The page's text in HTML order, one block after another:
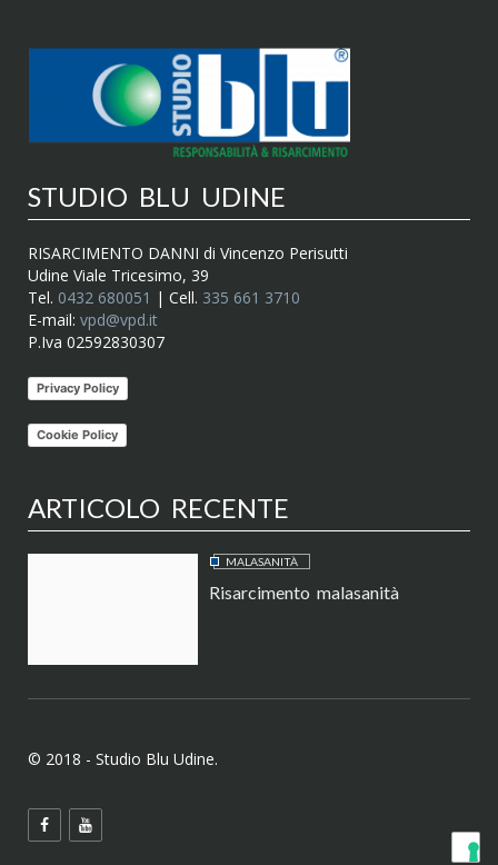
STUDIO BLU UDINE
RISARCIMENTO DANNI di Vincenzo Perisutti
Udine Viale Tricesimo, 39
Tel. 0432 680051 | Cell. 335 661 3710
E-mail: vpd@vpd.it
P.Iva 02592830307
Privacy Policy
Cookie Policy
ARTICOLO RECENTE
MALASANITÀ
Risarcimento malasanità
© 2018 - Studio Blu Udine.